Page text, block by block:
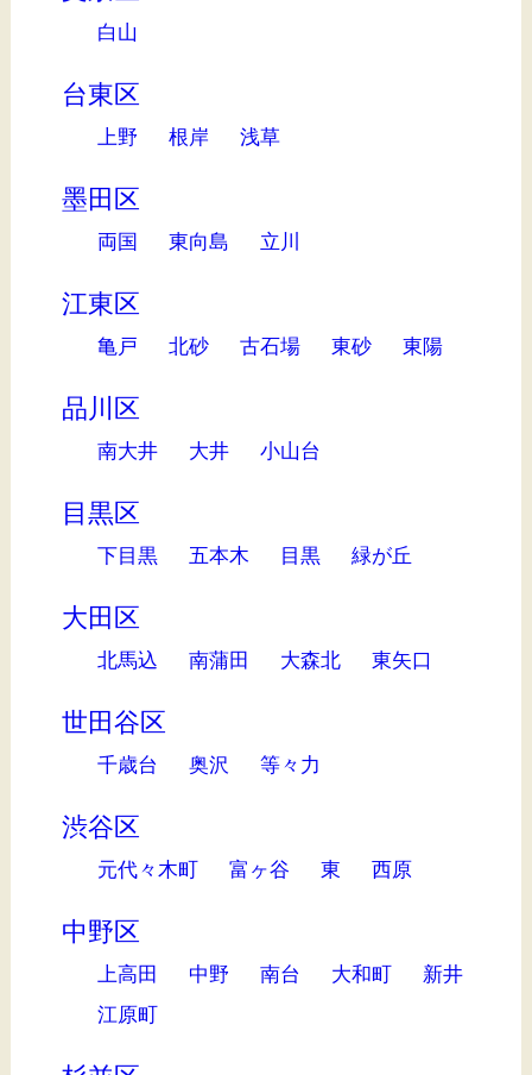
白山
台東区
上野 根岸 浅草
墨田区
両国 東向島 立川
江東区
亀戸 北砂 古石場 東砂 東陽
品川区
南大井 大井 小山台
目黒区
下目黒 五本木 目黒 緑が丘
大田区
北馬込 南蒲田 大森北 東矢口
世田谷区
千歳台 奥沢 等々力
渋谷区
元代々木町 富ヶ谷 東 西原
中野区
上高田 中野 南台 大和町
新井
江原町